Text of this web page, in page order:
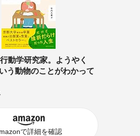
動学研究家。ようやく
う動物のことがわかって
で詳細を確認